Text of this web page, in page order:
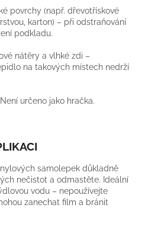
povrchy (např. dřevotřískové
karton) – při odstraňování
podkladu.
nátěry a vlhké zdi –
na takových místech nedrží
určeno jako hračka.
samolepek důkladně
nečistot a odmastěte. Ideální
vodu – nepoužívejte
zanechat film a bránit